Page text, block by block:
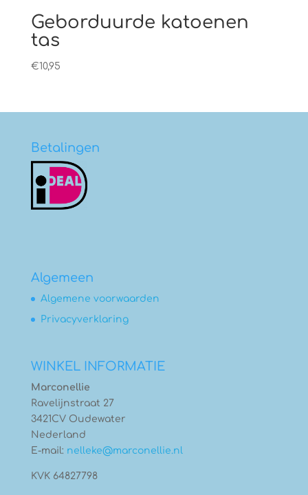
Geborduurde katoenen
tas
€10,95
Betalingen
Algemeen
Algemene voorwaarden
Privacyverklaring
WINKEL INFORMATIE
Marconellie
Ravelijnstraat 27
3421CV Oudewater
Nederland
E-mail: nelleke@marconellie.nl
KVK 64827798